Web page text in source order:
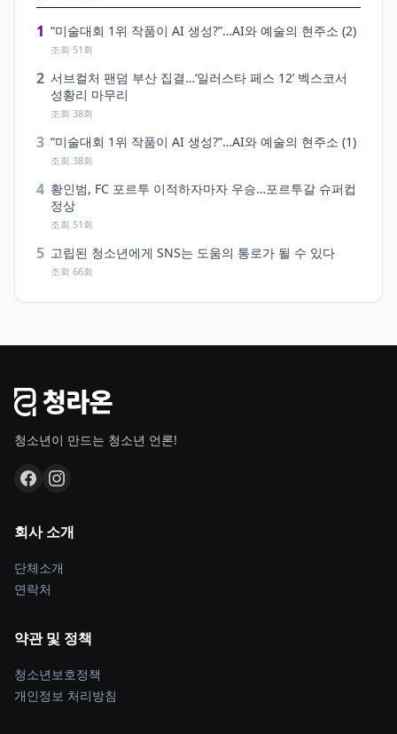
1 “미술대회 1위 작품이 AI 생성?”…AI와 예술의 현주소 (2)
조회 51회
2 서브컬처 팬덤 부산 집결…‘일러스타 페스 12’ 벡스코서
성황리 마무리
조회 38회
3 “미술대회 1위 작품이 AI 생성?”…AI와 예술의 현주소 (1)
조회 38회
4 황인범, FC 포르투 이적하자마자 우승…포르투갈 슈퍼컵
정상
조회 51회
5 고립된 청소년에게 SNS는 도움의 통로가 될 수 있다
조회 66회
청소년이 만드는 청소년 언론!
회사 소개
단체소개
연락처
약관 및 정책
청소년보호정책
개인정보 처리방침